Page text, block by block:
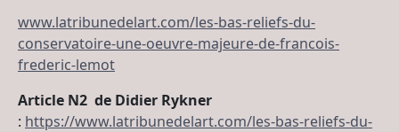
www.latribunedelart.com/les-bas-reliefs-du-
conservatoire-une-oeuvre-majeure-de-francois-
frederic-lemot
Article N2 de Didier Rykner
: https://www.latribunedelart.com/les-bas-reliefs-du-